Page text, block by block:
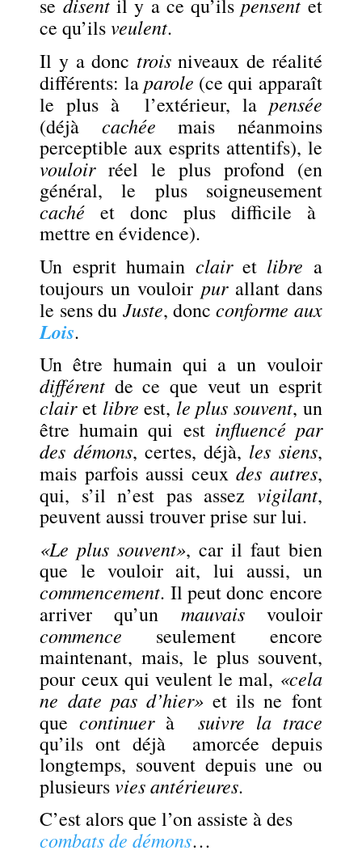
se
il y a ce qu’ils
et
ce qu’ilsveulent.
Il y a donc troisniveaux de réalité
différents: la parole (ce qui apparaît
le plus à l’extérieur, la pensée
(déjà cachée mais néanmoins
perceptible aux esprits attentifs), le
vouloirréel le plus profond (en
général, le plus soigneusement
caché et donc plus difficile à
mettre en évidence).
Un esprit humain clairet libre a
toujours un vouloir purallant dans
le sens du Juste, doncconforme aux
Lois.
Un être humain qui a un vouloir
différent de ce que veut un esprit
clairet libre est, le plus souvent, un
être humain qui est influencé par
des démons, certes, déjà, les siens,
mais parfois aussi ceuxdes autres,
qui, s’il n’est pas assez vigilant,
peuvent aussi trouver prise sur lui.
«Le plus souvent», car il faut bien
que le vouloir ait, lui aussi, un
commencement. Il peut donc encore
arriver qu’un mauvaisvouloir
commence seulement encore
maintenant, mais, le plus souvent,
pour ceux qui veulent le mal, «cela
ne date pas d’hier»et ils ne font
quecontinueràsuivre la trace
qu’ils ont déjà amorcée depuis
longtemps, souvent depuis une ou
plusieursvies antérieures.
C’est alors que l’on assiste à des
combats de démons…